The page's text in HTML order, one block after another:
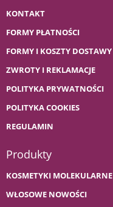
KONTAKT
FORMY PŁATNOŚCI
FORMY I KOSZTY DOSTAWY
ZWROTY I REKLAMACJE
POLITYKA PRYWATNOŚCI
POLITYKA COOKIES
REGULAMIN
Produkty
KOSMETYKI MOLEKULARNE
WŁOSOWE NOWOŚCI